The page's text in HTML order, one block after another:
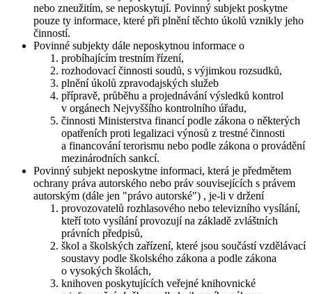
nebo zneužitím, se neposkytují. Povinný subjekt poskytne
pouze ty informace, které při plnění těchto úkolů vznikly jeho
činností.
Povinné subjekty dále neposkytnou informace o
probíhajícím trestním řízení,
rozhodovací činnosti soudů, s výjimkou rozsudků,
plnění úkolů zpravodajských služeb
přípravě, průběhu a projednávání výsledků kontrol
v orgánech Nejvyššího kontrolního úřadu,
činnosti Ministerstva financí podle zákona o některých
opatřeních proti legalizaci výnosů z trestné činnosti
a financování terorismu nebo podle zákona o provádění
mezinárodních sankcí.
Povinný subjekt neposkytne informaci, která je předmětem
ochrany práva autorského nebo práv souvisejících s právem
autorským (dále jen "právo autorské") , je-li v držení
provozovatelů rozhlasového nebo televizního vysílání,
kteří toto vysílání provozují na základě zvláštních
právních předpisů,
škol a školských zařízení, které jsou součástí vzdělávací
soustavy podle školského zákona a podle zákona
o vysokých školách,
knihoven poskytujících veřejné knihovnické